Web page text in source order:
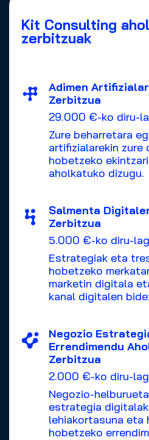
Kit Consulting
zerbitzuak
Adimen
Zerbitzua
29.000 €-ko diru-
Zure beharretara
artifizialarekin zure
hobetzeko
aholkatuko dizugu.
Salmenta
Zerbitzua
5.000 €-ko diru-
Estrategiak eta
hobetzeko
marketin digitala
kanal digitalen
Negozio
Errendimendu
Zerbitzua
2.000 €-ko diru-
Negozio-
estrategia
lehiakortasuna eta
hobetzeko